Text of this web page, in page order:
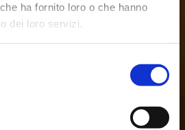
ha fornito loro o che hanno
dei loro servizi.